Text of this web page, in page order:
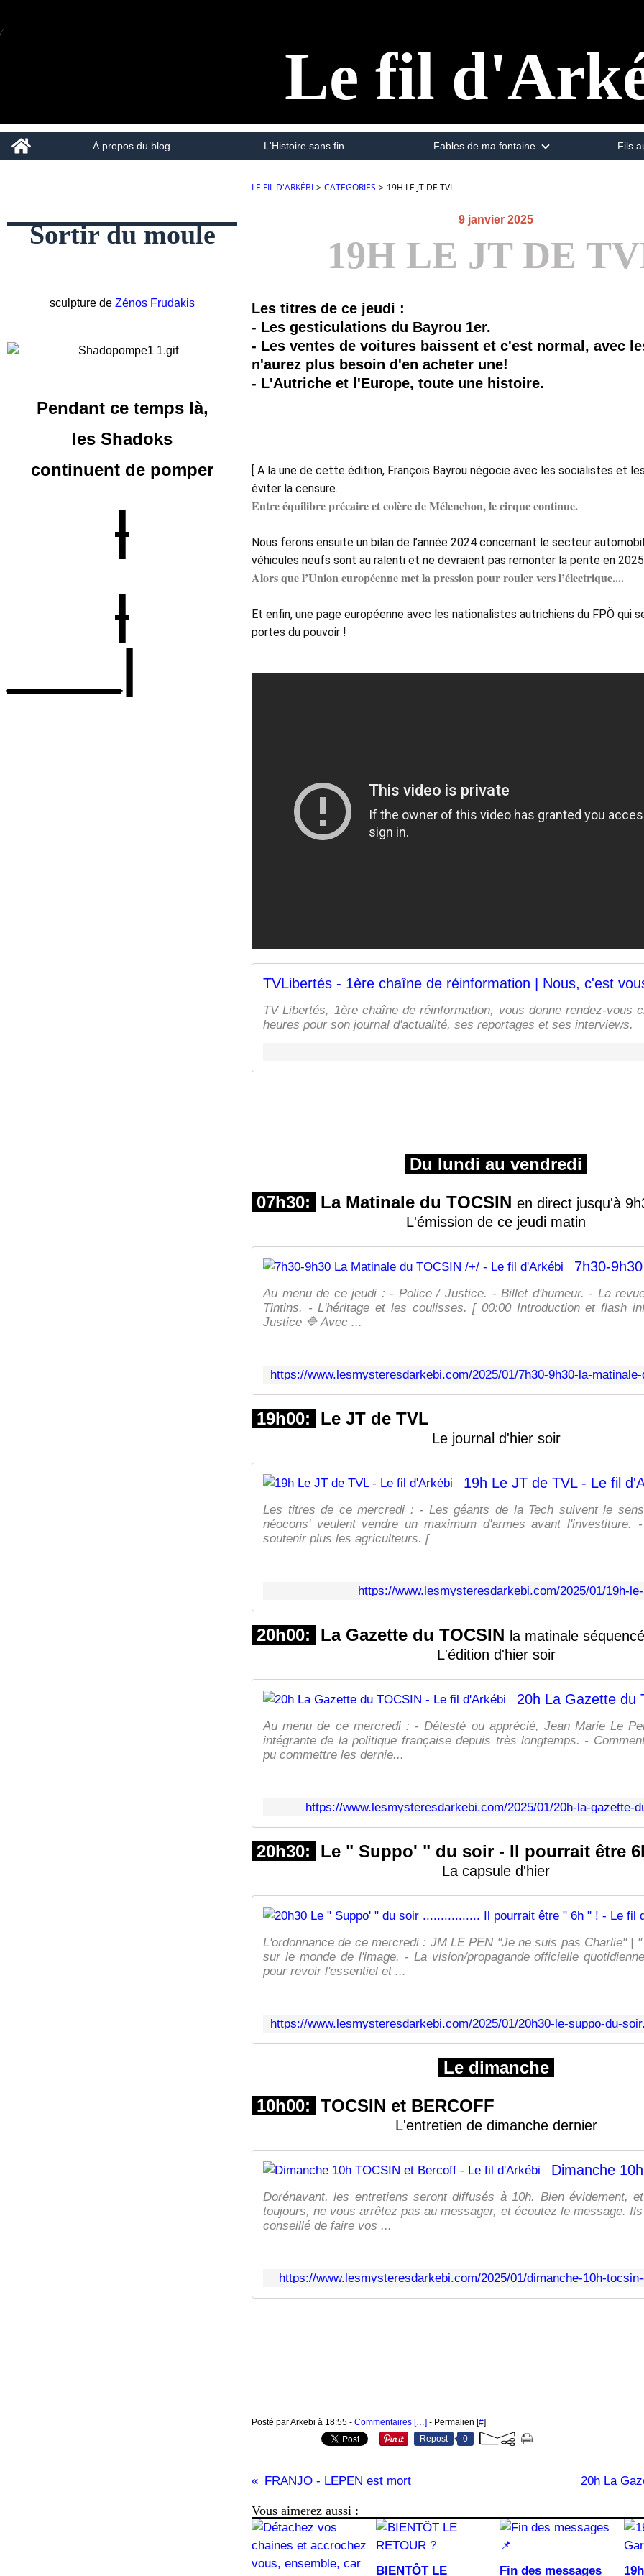
Le fil
Home
À propos du blog
L'Histoire sans fin .... Fables de ma fontaine Fils
Sortir du moule
sculpture de Zénos Frudakis
Pendant ce temps là,
les Shadoks
continuent de pomper
|
|
____|
LE FIL D'ARKÉBI > CATEGORIES > 19H LE JT DE TVL
9 janvier 2025
19H LE JT DE
Les titres de ce jeudi :
- Les gesticulations du Bayrou 1er.
- Les ventes de voitures baissent et c'est normal, avec
n'aurez plus besoin d'en acheter une!
- L'Autriche et l'Europe, toute une histoire.
[ A la une de cette édition, François Bayrou négocie avec les socialistes et
éviter la censure.
Entre équilibre précaire et colère de Mélenchon, le cirque continue.
Nous ferons ensuite un bilan de l’année 2024 concernant le secteur
véhicules neufs sont au ralenti et ne devraient pas remonter la pente en
Alors que l’Union européenne met la pression pour rouler vers l’électrique....
Et enfin, une page européenne avec les nationalistes autrichiens du FPÖ qui
portes du pouvoir !
TVLibertés - 1ère chaîne de réinformation | Nous, c'est
TV Libertés, 1ère chaîne de réinformation, vous donne rendez-vous
heures pour son journal d'actualité, ses reportages et ses interviews.
Du lundi au vendredi
07h30:
La Matinale du TOCSIN en direct jusqu'à
L'émission de ce jeudi matin
Au menu de ce jeudi : - Police / Justice. - Billet d'humeur. - La
Tintins. - L'héritage et les coulisses. [ 00:00 Introduction et flash
Justice 🔷 Avec ...
19h00: Le JT de TVL
Le journal d'hier soir
19h Le JT de TVL - Le fil
Les titres de ce mercredi : - Les géants de la Tech suivent le
néocons' veulent vendre un maximum d'armes avant l'investiture.
soutenir plus les agriculteurs. [
https://www.lesmysteresdarkebi.com/2025/01/19h-
20h00: La Gazette du TOCSIN la matinale
L'édition d'hier soir
Au menu de ce mercredi : - Détesté ou apprécié, Jean Marie Le
intégrante de la politique française depuis très longtemps. -
pu commettre les dernie...
https://www.lesmysteresdarkebi.com/2025/01/20h-la-gazette-
20h30: Le " Suppo' " du soir - Il pourrait être
La capsule d'hier
L'ordonnance de ce mercredi : JM LE PEN "Je ne suis pas Charlie" |
sur le monde de l'image. - La vision/propagande officielle
pour revoir l'essentiel et ...
Le dimanche
10h00: TOCSIN et BERCOFF
L'entretien de dimanche dernier
Dorénavant, les entretiens seront diffusés à 10h. Bien évidement,
toujours, ne vous arrêtez pas au messager, et écoutez le message.
conseillé de faire vos ...
https://www.lesmysteresdarkebi.com/2025/01/dimanche-10h-
Posté par Arkebi à 18:55 - Commentaires [… ] - Permalien [#]
Repost
0
FRANJO - LEPEN est mort 20h La
Vous aimerez aussi :
BIENTÔT LE Fin des messages